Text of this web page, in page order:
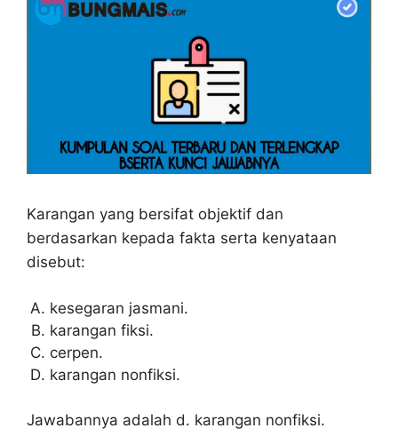
Karangan yang bersifat objektif dan
berdasarkan kepada fakta serta kenyataan
disebut:
kesegaran jasmani.
karangan fiksi.
cerpen.
karangan nonfiksi.
Jawabannya adalah d. karangan nonfiksi.